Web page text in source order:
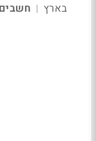
בארץ |